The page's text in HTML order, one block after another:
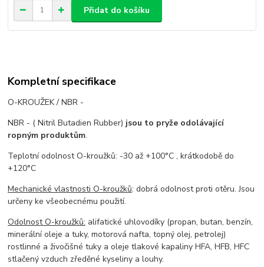
Přidat do košíku
Kompletní specifikace
O-KROUŽEK / NBR -
NBR - ( Nitril Butadien Rubber) jsou to pryže odolávající
ropným produktům.
Teplotní odolnost O-kroužků: -30 až +100°C , krátkodobě do
+120°C
Mechanické vlastnosti O-kroužků: dobrá odolnost proti otěru. Jsou
určeny ke všeobecnému použití.
Odolnost O-kroužků: alifatické uhlovodíky (propan, butan, benzín,
minerální oleje a tuky, motorová nafta, topný olej, petrolej)
rostlinné a živočišné tuky a oleje tlakové kapaliny HFA, HFB, HFC
stlačený vzduch zředěné kyseliny a louhy.